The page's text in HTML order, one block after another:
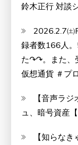
鈴木正行 対談
2026.2.7㈯
録者数166人
た↷↷。また、
仮想通貨 ＃プ
【音声ラ
ュ、暗号資産
【知らな